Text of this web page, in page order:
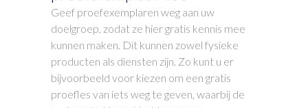
Geef proefexemplaren weg aan uw
doelgroep, zodat ze hier gratis kennis mee
kunnen maken. Dit kunnen zowel fysieke
producten als diensten zijn. Zo kunt u er
bijvoorbeeld voor kiezen om een gratis
proefles van iets weg te geven, waarbij de